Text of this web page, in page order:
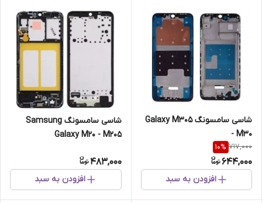
شاسی سامسونگ Galaxy M305
- M30
717,000
10%
644,000
افزودن به سبد
شاسی سامسونگ Samsung
Galaxy M20 - M205
483,000
افزودن به سبد